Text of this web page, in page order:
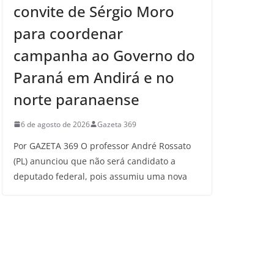
convite de Sérgio Moro
para coordenar
campanha ao Governo do
Paraná em Andirá e no
norte paranaense
6 de agosto de 2026 Gazeta 369
Por GAZETA 369 O professor André Rossato
(PL) anunciou que não será candidato a
deputado federal, pois assumiu uma nova